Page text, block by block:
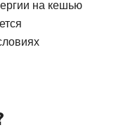
на кешью